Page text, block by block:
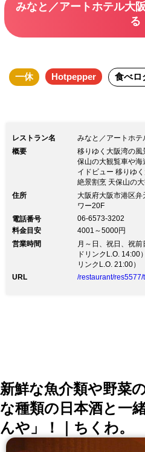
みなと／アートホテル大
る
一休 Hotpepper 食べロ
レストラン名
みなと／アートホテ
概要
移りゆく大阪湾の風
保山の大観覧車や
イドビュー 移りゆ
絶景割烹 天保山の
望するベイサイドビ
でおいしい魚を仕入
注文が入ってから水
や焼酎も厳選した銘
い料理とお酒をお
住所
大阪府大阪市港区
ワー20F
電話番号
06-6573-3202
料金目安
4001～5000円
営業時間
月～日、祝日、祝
ドリンクL.O. 14:00
リンクL.O. 21:00）
URL
/restaurant/
新鮮な魚介類や野菜
な種類の日本酒と一
んや」！｜ちくわ。